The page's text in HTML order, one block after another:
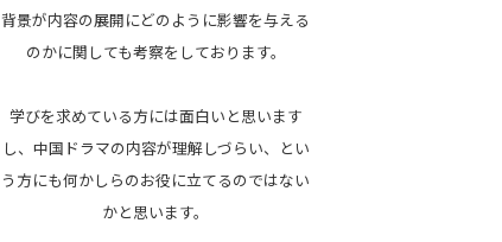
背景が内容の展開にどのように影響を与える
のかに関しても考察をしております。
学びを求めている方には面白いと思います
し、中国ドラマの内容が理解しづらい、とい
う方にも何かしらのお役に立てるのではない
かと思います。